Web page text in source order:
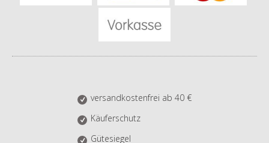
versandkostenfrei ab 40 €
Käuferschutz
Gütesiegel